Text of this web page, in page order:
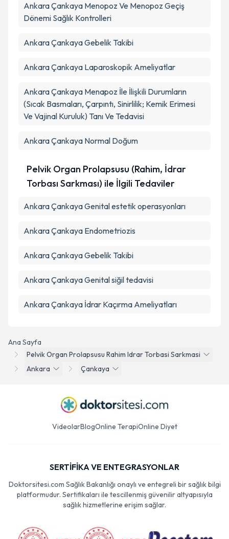
Ana Sayfa
Pelvik Organ Prolapsusu Rahim Idrar Torbasi Sarkmasi
Ankara
Çankaya
Ankara Çankaya Menopoz Ve Menopoz Geçiş
Dönemi Sağlık Kontrolleri
Ankara Çankaya Gebelik Takibi
Ankara Çankaya Laparoskopik Ameliyatlar
Ankara Çankaya Menapoz İle İlişkili Durumların
(Sıcak Basmaları, Çarpıntı, Sinirlilik; Kemik Erimesi
Ve Vajinal Kuruluk) Tanı Ve Tedavisi
Ankara Çankaya Normal Doğum
Pelvik Organ Prolapsusu (Rahim, İdrar
Torbası Sarkması) ile İlgili Tedaviler
Ankara Çankaya Genital estetik operasyonları
Ankara Çankaya Endometriozis
Ankara Çankaya Gebelik Takibi
Ankara Çankaya Genital siğil tedavisi
Ankara Çankaya İdrar Kaçırma Ameliyatları
VideolarBlogOnline TerapiOnline Diyet
SERTİFİKA VE ENTEGRASYONLAR
Doktorsitesi.com Sağlık Bakanlığı onaylı ve entegreli bir sağlık bilgi
platformudur. Sertifikaları ile tescillenmiş güvenilir altyapısıyla
sağlık hizmetlerine erişim sağlar.